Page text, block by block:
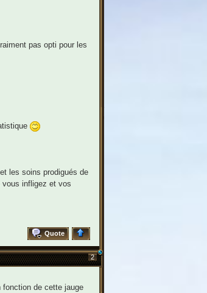
pas opti pour les
les soins prodigués de
vous infligez et vos
Quote
2
fonction de cette jauge